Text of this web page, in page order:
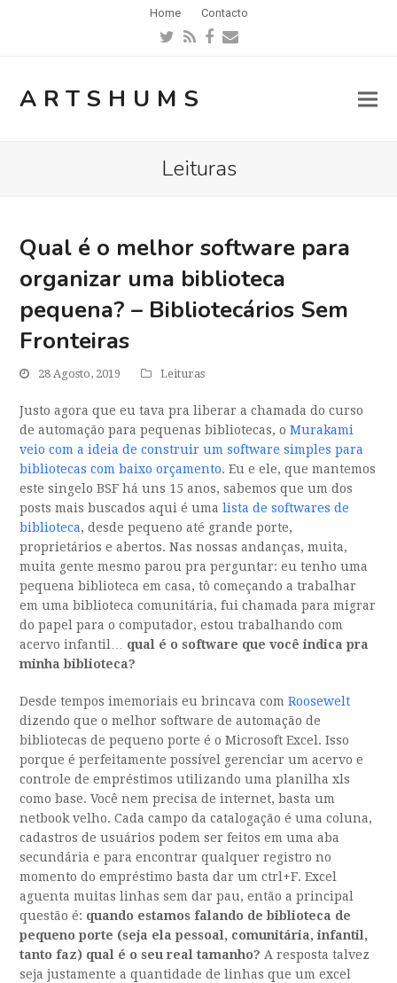
Home Contacto
Twitter
RSSFacebook
Email
ARTSHUMS
Leituras
Qual é o melhor software para
organizar uma biblioteca
pequena? – Bibliotecários Sem
Fronteiras
28 Agosto, 2019 Leituras
Justo agora que eu tava pra liberar a chamada do curso
de automação para pequenas bibliotecas, oMurakami
veio com a ideia de construir um software simples para
bibliotecas com baixo orçamento. Eu e ele, que mantemos
este singelo BSF há uns 15 anos, sabemos que um dos
posts mais buscados aqui é umalista de softwares de
biblioteca, desde pequeno até grande porte,
proprietários e abertos. Nas nossas andanças, muita,
muita gente mesmo parou pra perguntar: eu tenho uma
pequena biblioteca em casa, tô começando a trabalhar
em uma biblioteca comunitária, fui chamada para migrar
do papel para o computador, estou trabalhando com
acervo infantil… qual é o software que você indica pra
minha biblioteca?
Desde tempos imemoriais eu brincava comRoosewelt
dizendo que o melhor software de automação de
bibliotecas de pequeno porte é o Microsoft Excel. Isso
porque é perfeitamente possível gerenciar um acervo e
controle de empréstimos utilizando uma planilha xls
como base. Você nem precisa de internet, basta um
netbook velho. Cada campo da catalogação é uma coluna,
cadastros de usuários podem ser feitos em uma aba
secundária e para encontrar qualquer registro no
momento do empréstimo basta dar um ctrl+F. Excel
aguenta muitas linhas sem dar pau, então a principal
questão é: quando estamos falando de biblioteca de
pequeno porte (seja ela pessoal, comunitária, infantil,
tanto faz) qual é o seu real tamanho? A resposta talvez
seja justamente a quantidade de linhas que um excel